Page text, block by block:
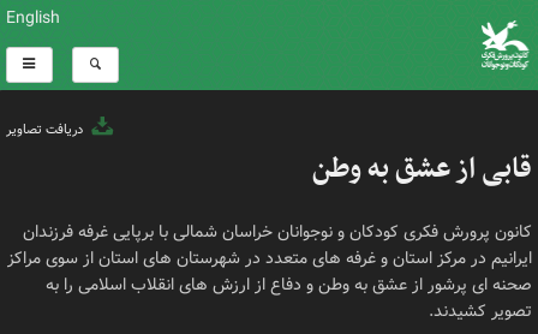
English
دریافت تصاویر
قابی از عشق به وطن
کانون پرورش فکری کودکان و نوجوانان خراسان شمالی با برپایی غرفه فرزندان
ایرانیم در مرکز استان و غرفه های متعدد در شهرستان های استان از سوی مراکز
صحنه ای پرشور از عشق به وطن و دفاع از ارزش های انقلاب اسلامی را به
تصویر کشیدند.